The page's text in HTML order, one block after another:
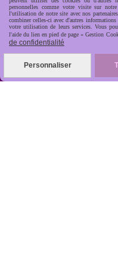

personnelles comme votre visite sur
l'utilisation de notre site avec nos
combiner celles-ci avec d'autres
votre utilisation de leurs services. Vous
l'aide du lien en pied de page « Gestion
de confidentialité
Personnaliser